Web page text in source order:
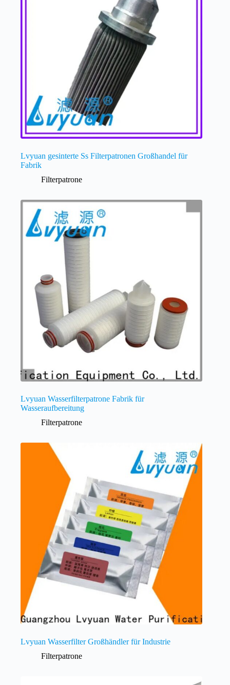
Lvyuan gesinterte Ss Filterpatronen Großhandel für
Fabrik
Filterpatrone
Lvyuan Wasserfilterpatrone Fabrik für
Wasseraufbereitung
Filterpatrone
Lvyuan Wasserfilter Großhändler für Industrie
Filterpatrone